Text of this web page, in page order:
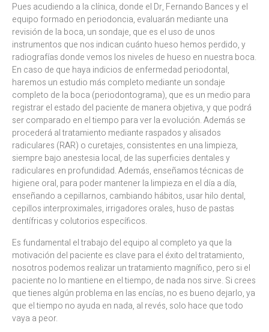
Pues acudiendo a la clínica, donde el Dr, Fernando Bances y el
equipo formado en periodoncia, evaluarán mediante una
revisión de la boca, un sondaje, que es el uso de unos
instrumentos que nos indican cuánto hueso hemos perdido, y
radiografías donde vemos los niveles de hueso en nuestra boca.
En caso de que haya indicios de enfermedad periodontal,
haremos un estudio más completo mediante un sondaje
completo de la boca (periodontograma), que es un medio para
registrar el estado del paciente de manera objetiva, y que podrá
ser comparado en el tiempo para ver la evolución. Además se
procederá al tratamiento mediante raspados y alisados
radiculares (RAR) o curetajes, consistentes en una limpieza,
siempre bajo anestesia local, de las superficies dentales y
radiculares en profundidad. Además, enseñamos técnicas de
higiene oral, para poder mantener la limpieza en el día a día,
enseñando a cepillarnos, cambiando hábitos, usar hilo dental,
cepillos interproximales, irrigadores orales, huso de pastas
dentífricas y colutorios específicos.
Es fundamental el trabajo del equipo al completo ya que la
motivación del paciente es clave para el éxito del tratamiento,
nosotros podemos realizar un tratamiento magnífico, pero si el
paciente no lo mantiene en el tiempo, de nada nos sirve. Si crees
que tienes algún problema en las encías, no es bueno dejarlo, ya
que el tiempo no ayuda en nada, al revés, solo hace que todo
vaya a peor.